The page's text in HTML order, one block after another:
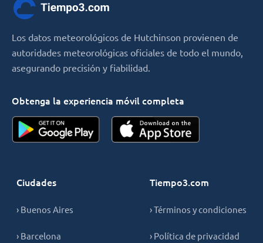
Los datos meteorológicos de Hutchinson provienen de
autoridades meteorológicas oficiales de todo el mundo,
asegurando precisión y fiabilidad.
Obtenga la experiencia móvil completa
Ciudades
› Buenos Aires
› Barcelona
Tiempo3.com
› Términos y condiciones
› Política de privacidad